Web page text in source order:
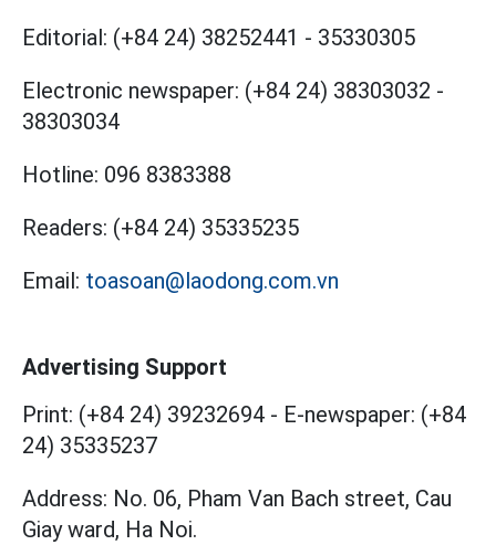
Editorial: (+84 24) 38252441 - 35330305
Electronic newspaper: (+84 24) 38303032 -
38303034
Hotline: 096 8383388
Readers: (+84 24) 35335235
Email: toasoan@laodong.com.vn
Advertising Support
Print: (+84 24) 39232694 - E-newspaper: (+84
24) 35335237
Address: No. 06, Pham Van Bach street, Cau
Giay ward, Ha Noi.